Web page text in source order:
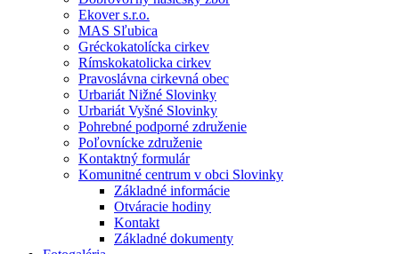
Ekover s.r.o.
MAS Sľubica
Gréckokatolícka cirkev
Rímskokatolicka cirkev
Pravoslávna cirkevná obec
Urbariát Nižné Slovinky
Urbariát Vyšné Slovinky
Pohrebné podporné združenie
Poľovnícke združenie
Kontaktný formulár
Komunitné centrum v obci Slovinky
Základné informácie
Otváracie hodiny
Kontakt
Základné dokumenty